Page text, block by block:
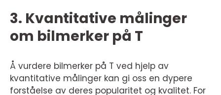
3. Kvantitative målinger
om bilmerker på T
Å vurdere bilmerker på T ved hjelp av
kvantitative målinger kan gi oss en dypere
forståelse av deres popularitet og kvalitet. For